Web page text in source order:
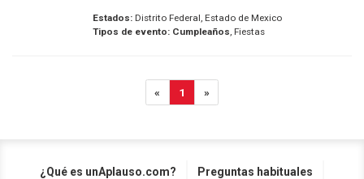
Estados:Distrito Federal, Estado de Mexico
Tipos de evento: Cumpleaños, Fiestas
« 1 »
¿Qué es unAplauso.com? Preguntas habituales